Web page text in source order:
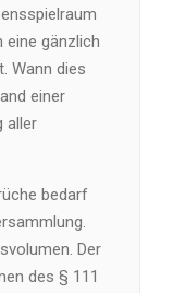
eine gänzlich
Wann dies
einer
aller
bedarf
Der
des § 111